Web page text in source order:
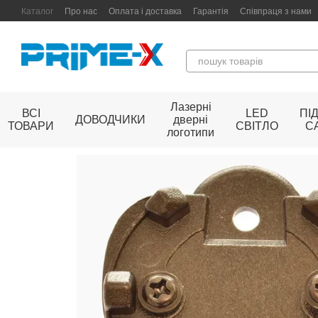
Перейти до основного контенту
Каталог Про нас Оплата і доставка Гарантія Співпраця з нами
ВСІ
ТОВАРИ
ДОВОДЧИКИ
Лазерні
дверні
логотипи
LED
СВІТЛО